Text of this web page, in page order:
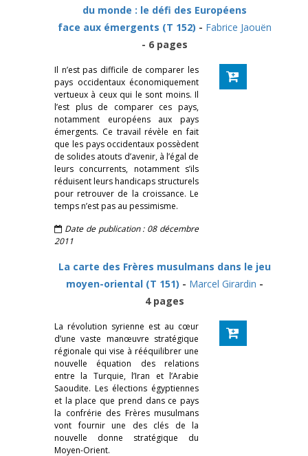
du monde : le défi des Européens
face aux émergents (T 152) - Fabrice Jaouën
- 6 pages
Il n’est pas difficile de comparer les
pays occidentaux économiquement
vertueux à ceux qui le sont moins. Il
l’est plus de comparer ces pays,
notamment européens aux pays
émergents. Ce travail révèle en fait
que les pays occidentaux possèdent
de solides atouts d’avenir, à l’égal de
leurs concurrents, notamment s’ils
réduisent leurs handicaps structurels
pour retrouver de la croissance. Le
temps n’est pas au pessimisme.
Date de publication : 08 décembre
2011
La carte des Frères musulmans dans le jeu
moyen-oriental (T 151) - Marcel Girardin -
4 pages
La révolution syrienne est au cœur
d’une vaste manœuvre stratégique
régionale qui vise à rééquilibrer une
nouvelle équation des relations
entre la Turquie, l’Iran et l’Arabie
Saoudite. Les élections égyptiennes
et la place que prend dans ce pays
la confrérie des Frères musulmans
vont fournir une des clés de la
nouvelle donne stratégique du
Moyen-Orient.